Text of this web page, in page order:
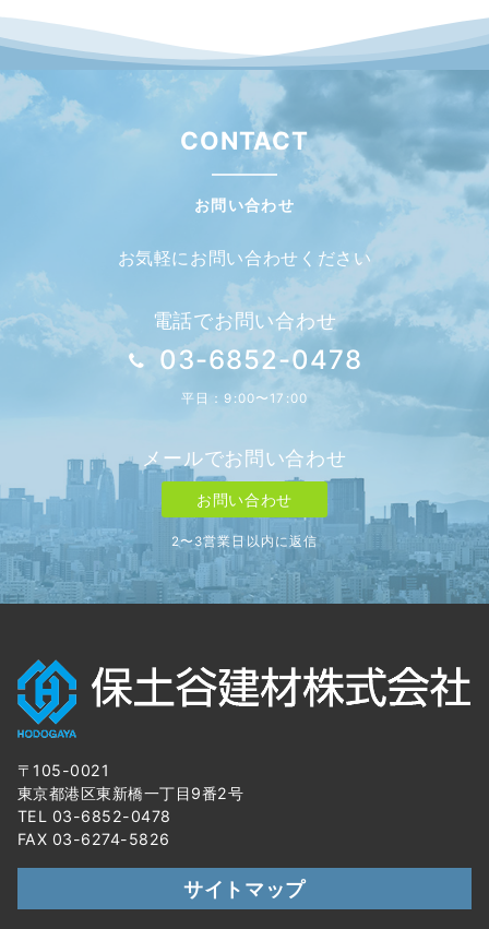
CONTACT
お問い合わせ
お気軽にお問い合わせください
電話でお問い合わせ
03-6852-0478
平日：9:00〜17:00
メールでお問い合わせ
お問い合わせ
2〜3営業日以内に返信
〒105-0021
東京都港区東新橋一丁目9番2号
TEL 03-6852-0478
FAX 03-6274-5826
サイトマップ